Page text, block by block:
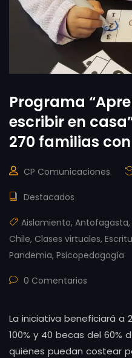
Programa
escribir en
270 familias
CP Comunicaciones
Destacados
Aislamiento, Antofagasta,
Chile, Clases virtuales,
Pandemia, Psicopedagogía
0 Comentarios
La iniciativa beneficiará a
100% y 40 becas del 60%
quienes puedan costear